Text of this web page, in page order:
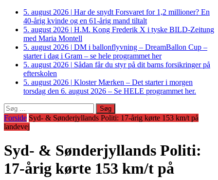
5. august 2026 | Har de snydt Forsvaret for 1,2 millioner? En
40-årig kvinde og en 61-årig mand tiltalt
5. august 2026 | H.M. Kong Frederik X i tyske BILD-Zeitung
med Maria Montell
5. august 2026 | DM i ballonflyvning – DreamBallon Cup –
starter i dag i Gram – se hele programmet her
5. august 2026 | Sådan får du styr på dit barns forsikringer på
efterskolen
5. august 2026 | Kloster Mærken – Det starter i morgen
torsdag den 6. august 2026 – Se HELE programmet her.
Søg
efter:
Forside Syd- & Sønderjyllands Politi: 17-årig kørte 153 km/t på
landevej
Syd- & Sønderjyllands Politi:
17-årig kørte 153 km/t på